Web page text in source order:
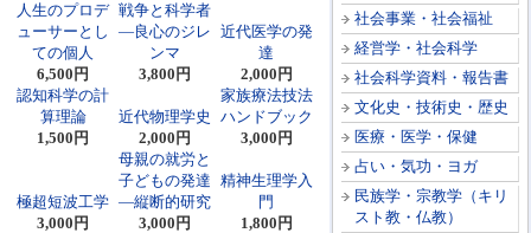
社会事業・社会福祉
経営学・社会科学
社会科学資料・報告書
文化史・技術史・歴史
医療・医学・保健
占い・気功・ヨガ
民族学・宗教学（キリ
スト教・仏教）
人生のプロデ
ューサーとし
ての個人
6,500円
戦争と科学者
―良心のジレ
ンマ
3,800円
近代医学の発
達
2,000円
認知科学の計
算理論
1,500円
近代物理学史
2,000円
家族療法技法
ハンドブック
3,000円
極超短波工学
3,000円
母親の就労と
子どもの発達
―縦断的研究
3,000円
精神生理学入
門
1,800円